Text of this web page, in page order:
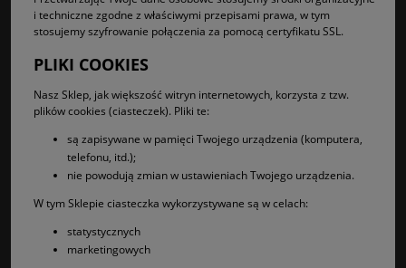
i techniczne zgodne z właściwymi przepisami prawa, w tym
stosujemy szyfrowanie połączenia za pomocą certyfikatu SSL.
PLIKI COOKIES
Nasz Sklep, jak większość witryn internetowych, korzysta z tzw.
plików cookies (ciasteczek). Pliki te:
są zapisywane w pamięci Twojego urządzenia (komputera,
telefonu, itd.);
nie powodują zmian w ustawieniach Twojego urządzenia.
W tym Sklepie ciasteczka wykorzystywane są w celach:
statystycznych
marketingowych